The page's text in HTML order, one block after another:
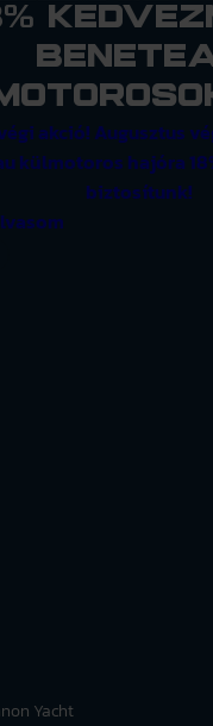
akció! Augusztus
külmotoros hajóra
biztosítunk!
Yacht